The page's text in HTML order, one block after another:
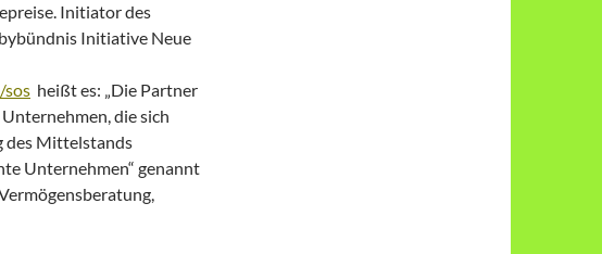
Initiator des
Initiative Neue
heißt es: „Die Partner
die sich
des Mittelstands
Unternehmen“ genannt